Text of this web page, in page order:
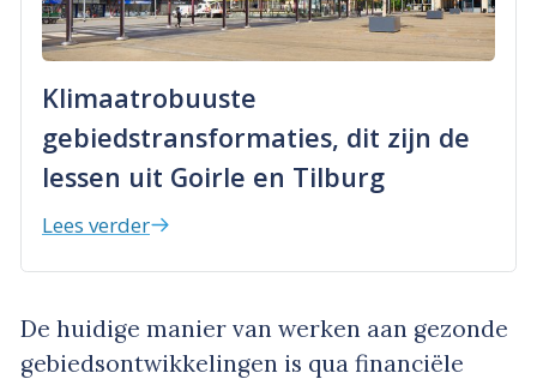
Klimaatrobuuste
gebiedstransformaties, dit zijn de
lessen uit Goirle en Tilburg
Lees verder
De huidige manier van werken aan gezonde
gebiedsontwikkelingen is qua financiële